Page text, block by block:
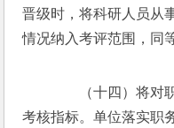
晋级时，将科研人员从
情况纳入考评范围，同
（十四）将对职
考核指标。单位落实职